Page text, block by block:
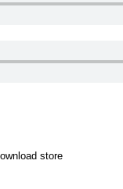
store